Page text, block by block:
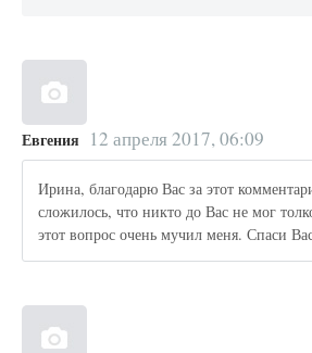
Евгения 12 апреля 2017, 06:09
Ирина, благодарю Вас за этот
сложилось, что никто до Вас не мог
этот вопрос очень мучил меня. Спаси